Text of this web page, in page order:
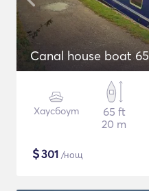
Canal house boat 65
Хаусбоут
65 ft
20 m
$301 /нощ